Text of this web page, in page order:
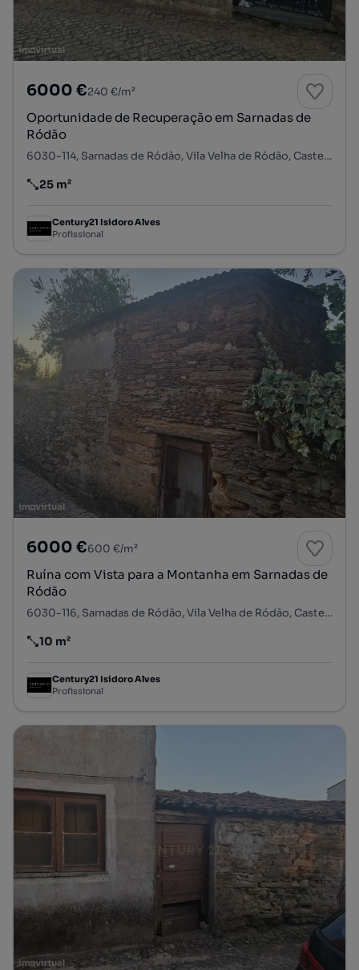
6000 €240 €/m²
Oportunidade de Recuperação em Sarnadas de
Ródão
6030-114, Sarnadas de Ródão, Vila Velha de Ródão, Castelo Branco
Preço por metro quadrado
25 m²
Century21 Isidoro Alves
Profissional
6000 €600 €/m²
Ruína com Vista para a Montanha em Sarnadas de
Ródão
6030-116, Sarnadas de Ródão, Vila Velha de Ródão, Castelo Branco
Preço por metro quadrado
10 m²
Century21 Isidoro Alves
Profissional